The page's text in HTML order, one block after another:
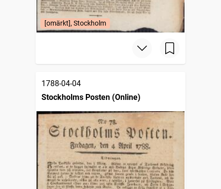
[omärkt], Stockholm
1788-04-04
Stockholms Posten (Online)